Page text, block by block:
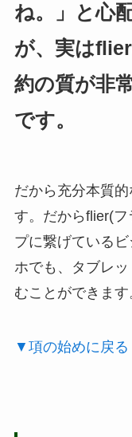
ね。」と心
が、実は
約の質が非
です。
だから充分本質
す。だからflier(
プに繋げている
ホでも、タブレ
むことができます
▼項の始めに戻る